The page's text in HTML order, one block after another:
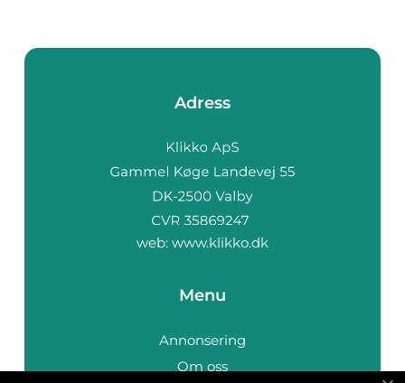
Adress
web: www.klikko.dk
Menu
Annonsering
Om oss